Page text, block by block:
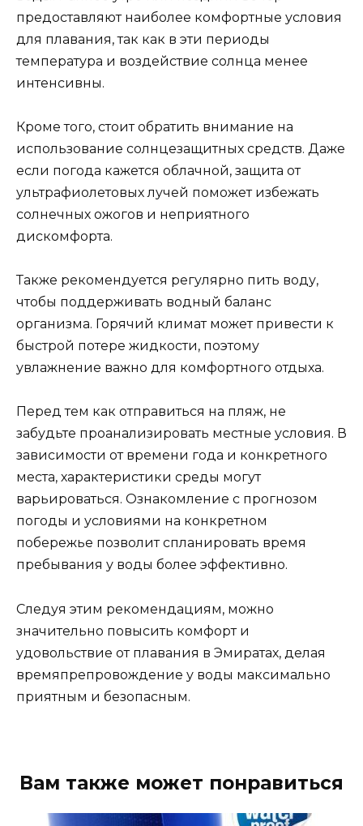
предоставляют наиболее комфортные условия
для плавания, так как в эти периоды
температура и воздействие солнца менее
интенсивны.
Кроме того, стоит обратить внимание на
использование солнцезащитных средств. Даже
если погода кажется облачной, защита от
ультрафиолетовых лучей поможет избежать
солнечных ожогов и неприятного
дискомфорта.
Также рекомендуется регулярно пить воду,
чтобы поддерживать водный баланс
организма. Горячий климат может привести к
быстрой потере жидкости, поэтому
увлажнение важно для комфортного отдыха.
Перед тем как отправиться на пляж, не
забудьте проанализировать местные условия. В
зависимости от времени года и конкретного
места, характеристики среды могут
варьироваться. Ознакомление с прогнозом
погоды и условиями на конкретном
побережье позволит спланировать время
пребывания у воды более эффективно.
Следуя этим рекомендациям, можно
значительно повысить комфорт и
удовольствие от плавания в Эмиратах, делая
времяпрепровождение у воды максимально
приятным и безопасным.
Вам также может понравиться